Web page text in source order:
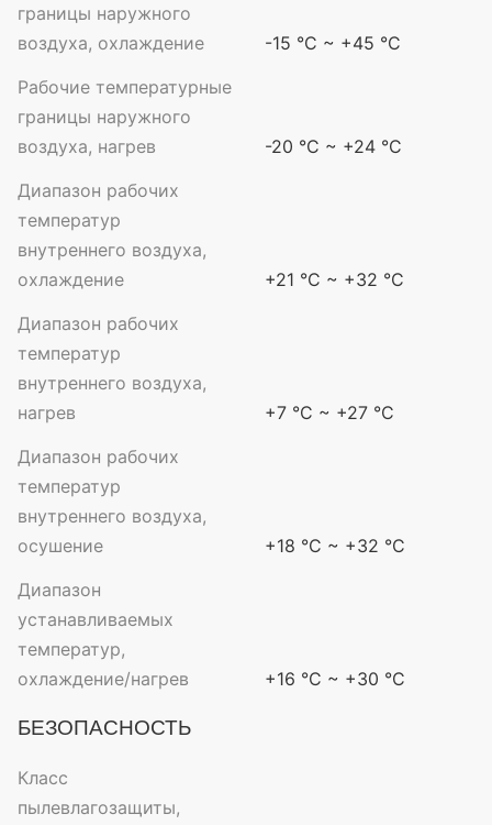
границы наружного
воздуха, охлаждение
-15 °C ~ +45 °C
Рабочие температурные
границы наружного
воздуха, нагрев
-20 °C ~ +24 °C
Диапазон рабочих
температур
внутреннего воздуха,
охлаждение
+21 °C ~ +32 °C
Диапазон рабочих
температур
внутреннего воздуха,
нагрев
+7 °C ~ +27 °C
Диапазон рабочих
температур
внутреннего воздуха,
осушение
+18 °C ~ +32 °C
Диапазон
устанавливаемых
температур,
охлаждение/нагрев
+16 °C ~ +30 °C
БЕЗОПАСНОСТЬ
Класс
пылевлагозащиты,